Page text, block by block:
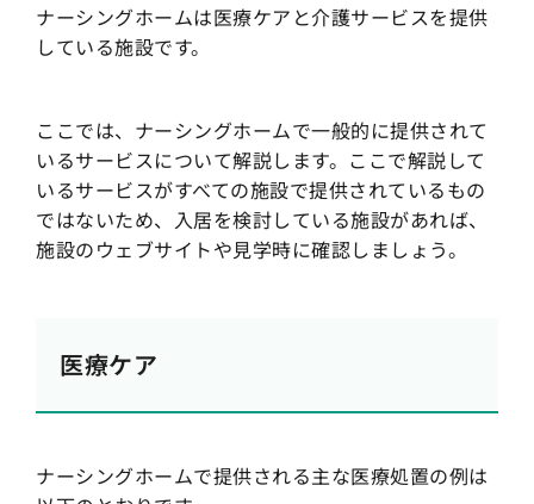
ナーシングホームは医療ケアと介護サービスを提供
している施設です。
ここでは、ナーシングホームで一般的に提供されて
いるサービスについて解説します。ここで解説して
いるサービスがすべての施設で提供されているもの
ではないため、入居を検討している施設があれば、
施設のウェブサイトや見学時に確認しましょう。
医療ケア
ナーシングホームで提供される主な医療処置の例は